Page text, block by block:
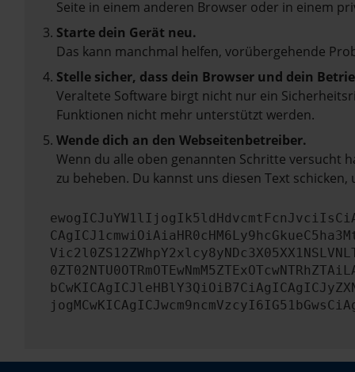
Seite in einem anderen Browser oder in einem
Starte dein Gerät neu.
Das kann manchmal helfen, vorübergehende
Stelle sicher, dass dein Browser und dein
Veraltete Software birgt nicht nur ein
Funktionen nicht mehr unterstützt werden.
Wende dich an den Webseitenbetreiber.
Wenn du alle oben genannten Schritte versucht
zu beheben. Du kannst uns diesen Text